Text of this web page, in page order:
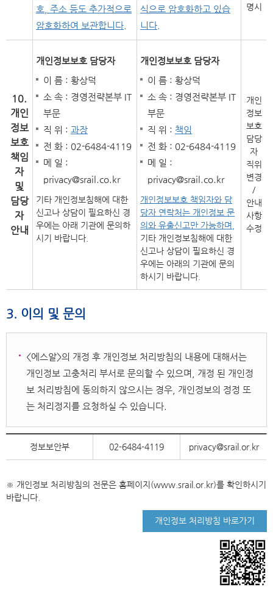
호, 주소 등도 추가적으로
암호화하여 보관합니다.
식으로 암호화하고 있습
니다.
명시
10.
개인
정보
보호
책임
자
및
담당
자
안내
개인정보보호 담당자
이 름 : 황상덕
소 속 : 경영전략본부 IT
부문
직 위 : 과장
전 화 : 02-6484-4119
메 일 :
privacy@srail.co.kr
기타 개인정보침해에 대한
신고나 상담이 필요하신 경
우에는 아래 기관에 문의하
시기 바랍니다.
개인정보보호 담당자
이 름 : 황상덕
소 속 : 경영전략본부 IT
부문
직 위 : 책임
전 화 : 02-6484-4119
메 일 :
privacy@srail.co.kr
개인정보보호 책임자와 담
당자 연락처는 개인정보 문
의와 유출신고만 가능하며,
기타 개인정보침해에 대한
신고나 상담이 필요하신 경
우에는 아래의 기관에 문의
하시기 바랍니다.
개인
정보
보호
담당
자
직위
변경
/
안내
사항
수정
3. 이의 및 문의
<에스알>의 개정 후 개인정보 처리방침의 내용에 대해서는
개인정보 고충처리 부서로 문의할 수 있으며, 개정 된 개인정
보 처리방침에 동의하지 않으시는 경우, 개인정보의 정정 또
는 처리정지를 요청하실 수 있습니다.
정보보안부 02-6484-4119 privacy@srail.or.kr
※ 개인정보 처리방침의 전문은 홈페이지(www.srail.or.kr)를 확인하시기
바랍니다.
개인정보 처리방침 바로가기